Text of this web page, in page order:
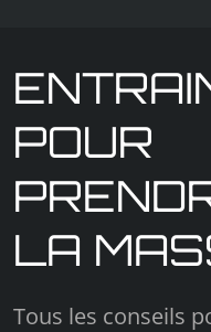
POUR
LA
Tous les conseils